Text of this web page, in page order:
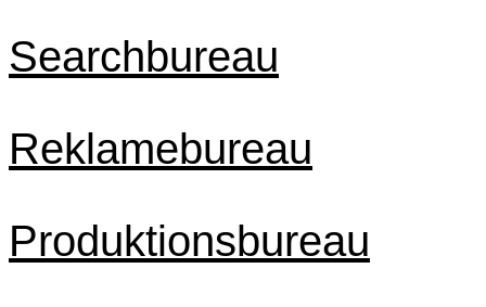
Searchbureau
Reklamebureau
Produktionsbureau